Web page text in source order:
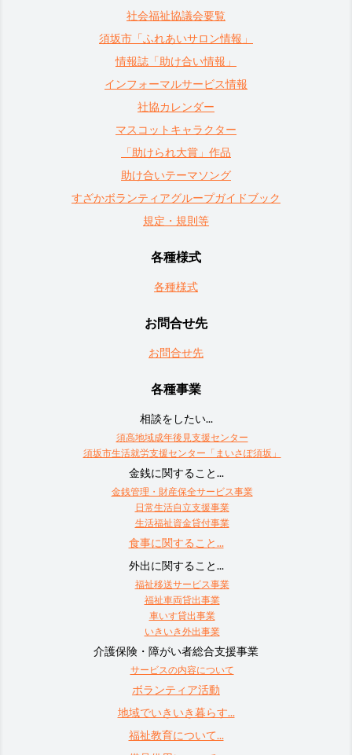
社会福祉協議会要覧
須坂市「ふれあいサロン情報」
情報誌「助け合い情報」
インフォーマルサービス情報
社協カレンダー
マスコットキャラクター
「助けられ大賞」作品
助け合いテーマソング
すざかボランティアグループガイドブック
規定・規則等
各種様式
各種様式
お問合せ先
お問合せ先
各種事業
相談をしたい...
須高地域成年後見支援センター
須坂市生活就労支援センター「まいさぽ須坂」
金銭に関すること...
金銭管理・財産保全サービス事業
日常生活自立支援事業
生活福祉資金貸付事業
食事に関すること...
外出に関すること...
福祉移送サービス事業
福祉車両貸出事業
車いす貸出事業
いきいき外出事業
介護保険・障がい者総合支援事業
サービスの内容について
ボランティア活動
地域でいきいき暮らす...
福祉教育について...